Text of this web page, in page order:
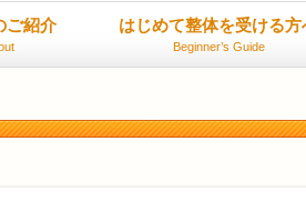
ご紹介 はじめて整体を受ける方
Beginner’s Guide